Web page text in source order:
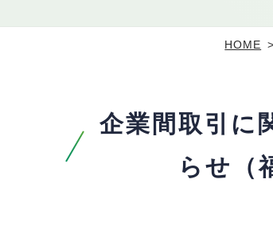
HOME
企業間取引に
らせ（